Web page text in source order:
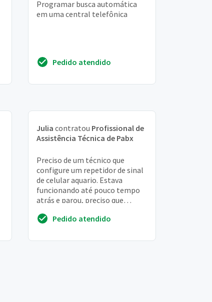
Programar busca automática
em uma central telefônica
Pedido atendido
Julia contratou Profissional de
Assistência Técnica de Pabx
Preciso de um técnico que
configure um repetidor de sinal
de celular aquario. Estava
funcionando até pouco tempo
atrás e parou, preciso que
equipamento e a integrida...
Pedido atendido